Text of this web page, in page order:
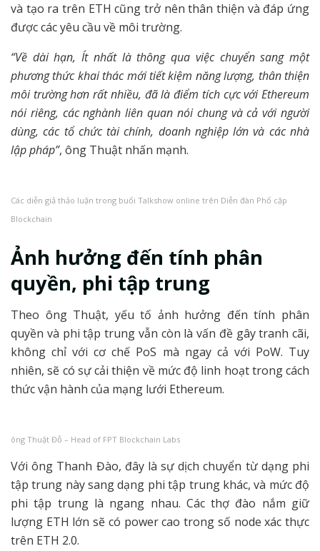
và tạo ra trên ETH cũng trở nên thân thiện và đáp ứng
được các yêu cầu về môi trường.
“Về dài hạn, Ít nhất là thông qua việc chuyển sang một
phương thức khai thác mới tiết kiệm năng lượng, thân thiện
môi trường hơn rất nhiều, đã là điểm tích cực với Ethereum
nói riêng, các nghành liên quan nói chung và cả với người
dùng, các tổ chức tài chính, doanh nghiệp lớn và các nhà
lập pháp”, ông Thuật nhấn mạnh.
Các diễn giả thảo luận trong buổi Talkshow online trên Diễn đàn Phổ cập
Blockchain
Ảnh hưởng đến tính phân
quyền, phi tập trung
Theo ông Thuật, yếu tố ảnh hưởng đến tính phân
quyền và phi tập trung vẫn còn là vấn đề gây tranh cãi,
không chỉ với cơ chế PoS mà ngay cả với PoW. Tuy
nhiên, sẽ có sự cải thiện về mức độ linh hoạt trong cách
thức vận hành của mạng lưới Ethereum.
ông Thuật Đỗ – Head of FPT Blockchain Labs
Với ông Thanh Đào, đây là sự dịch chuyển từ dạng phi
tập trung này sang dạng phi tập trung khác, và mức độ
phi tập trung là ngang nhau. Các thợ đào nắm giữ
lượng ETH lớn sẽ có power cao trong số node xác thực
trên ETH 2.0.